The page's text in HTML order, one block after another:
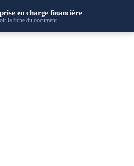
en charge financière
la fiche du document